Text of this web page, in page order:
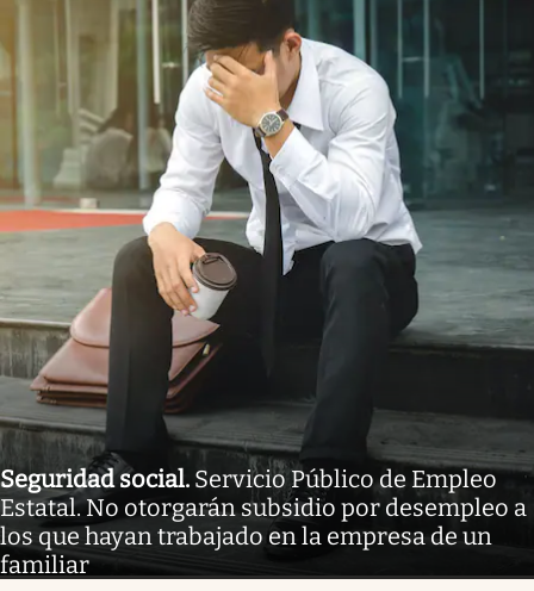
Seguridad social. Servicio Público de Empleo
Estatal. No otorgarán subsidio por desempleo a
los que hayan trabajado en la empresa de un
familiar